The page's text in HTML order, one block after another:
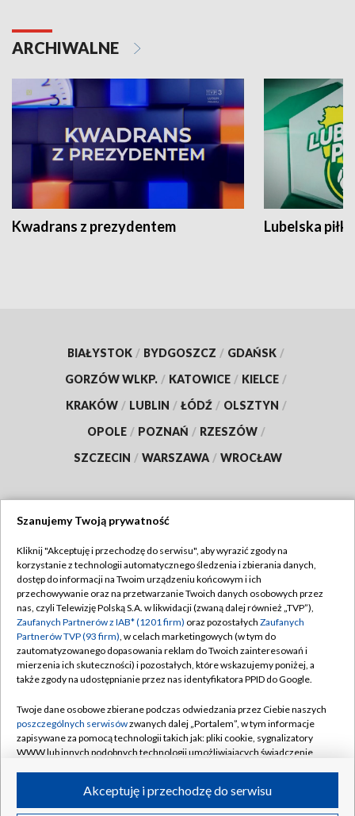
ARCHIWALNE
Kwadrans z prezydentem Lubelska piłka
BIAŁYSTOK / BYDGOSZCZ / GDAŃSK /
GORZÓW WLKP. / KATOWICE / KIELCE /
KRAKÓW / LUBLIN / ŁÓDŹ / OLSZTYN /
OPOLE / POZNAŃ / RZESZÓW /
SZCZECIN / WARSZAWA / WROCŁAW
TVP
Abonament TVP
Emisja w TVP
Centrum informacji TVP
Naziemna Telewizja Cyfrowa
Rada Programowa
System NOS
Informacje o nadawcy
Program dla prasy
Regulamin TVP
Polityka prywatności
Moje zgody
Pomoc
Kontakt
Kanały
Szanujemy Twoją prywatność
Kliknij "Akceptuję i przechodzę do serwisu", aby wyrazić zgody na
korzystanie z technologii automatycznego śledzenia i zbierania danych,
dostęp do informacji na Twoim urządzeniu końcowym i ich
przechowywanie oraz na przetwarzanie Twoich danych osobowych przez
nas, czyli Telewizję Polską S.A. w likwidacji (zwaną dalej również „TVP”),
Zaufanych Partnerów z IAB* (1201 firm) oraz pozostałych Zaufanych
Partnerów TVP (93 firm), w celach marketingowych (w tym do
zautomatyzowanego dopasowania reklam do Twoich zainteresowań i
mierzenia ich skuteczności) i pozostałych, które wskazujemy poniżej, a
także zgody na udostępnianie przez nas identyfikatora PPID do Google.
Twoje dane osobowe zbierane podczas odwiedzania przez Ciebie naszych
poszczególnych serwisówzwanych dalej „Portalem”, w tym informacje
zapisywane za pomocą technologii takich jak: pliki cookie, sygnalizatory
WWW lub innych podobnych technologii umożliwiających świadczenie
ruchu w Internecie.Akceptuję i przechodzę do serwisu